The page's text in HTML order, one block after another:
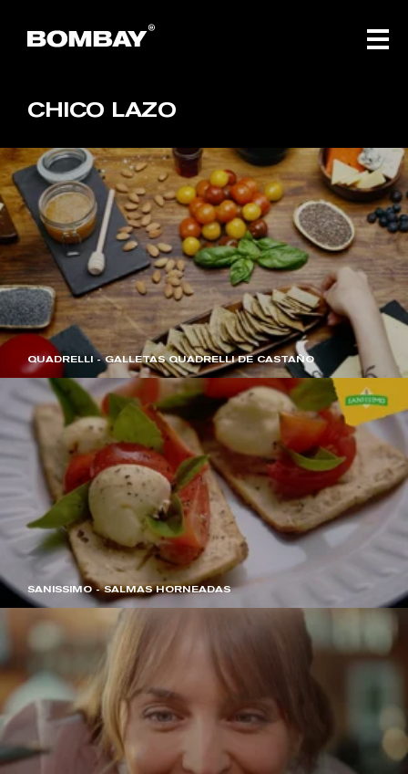
CHICO LAZO
QUADRELLI - GALLETAS QUADRELLI DE CASTAÑO
SANISSIMO - SALMAS HORNEADAS